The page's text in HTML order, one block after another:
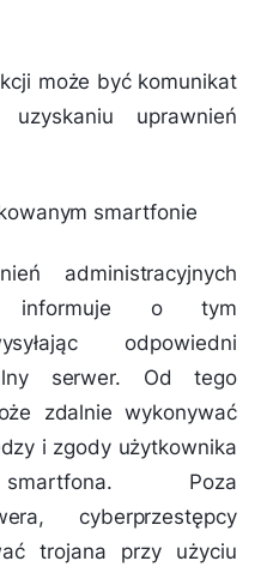
może być komunikat
uprawnień
smartfonie
administracyjnych
informuje o tym
odpowiedni
serwer. Od tego
zdalnie wykonywać
i zgody użytkownika
Poza
cyberprzestępcy
trojana przy użyciu